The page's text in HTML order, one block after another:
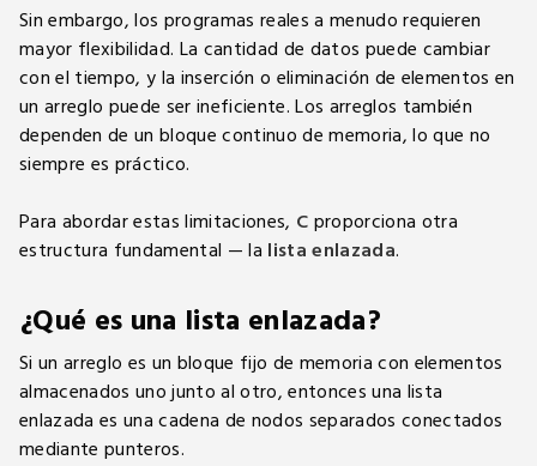
Sin embargo, los programas reales a menudo requieren
mayor flexibilidad. La cantidad de datos puede cambiar
con el tiempo, y la inserción o eliminación de elementos en
un arreglo puede ser ineficiente. Los arreglos también
dependen de un bloque continuo de memoria, lo que no
siempre es práctico.
Para abordar estas limitaciones, Cproporciona otra
estructura fundamental — la lista enlazada.
¿Qué es una lista enlazada?
Si un arreglo es un bloque fijo de memoria con elementos
almacenados uno junto al otro, entonces una lista
enlazada es una cadena de nodos separados conectados
mediante punteros.